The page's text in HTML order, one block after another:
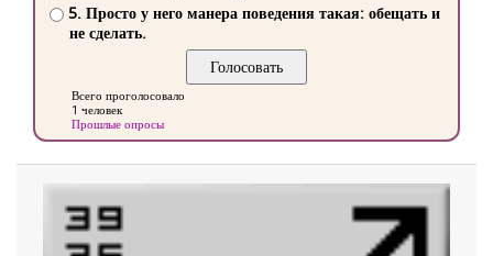
5. Просто у него манера поведения такая: обещать и
не сделать.
Всего проголосовало
1 человек
Прошлые опросы